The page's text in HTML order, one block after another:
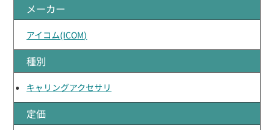
メーカー
アイコム(ICOM)
種別
キャリングアクセサリ
定価